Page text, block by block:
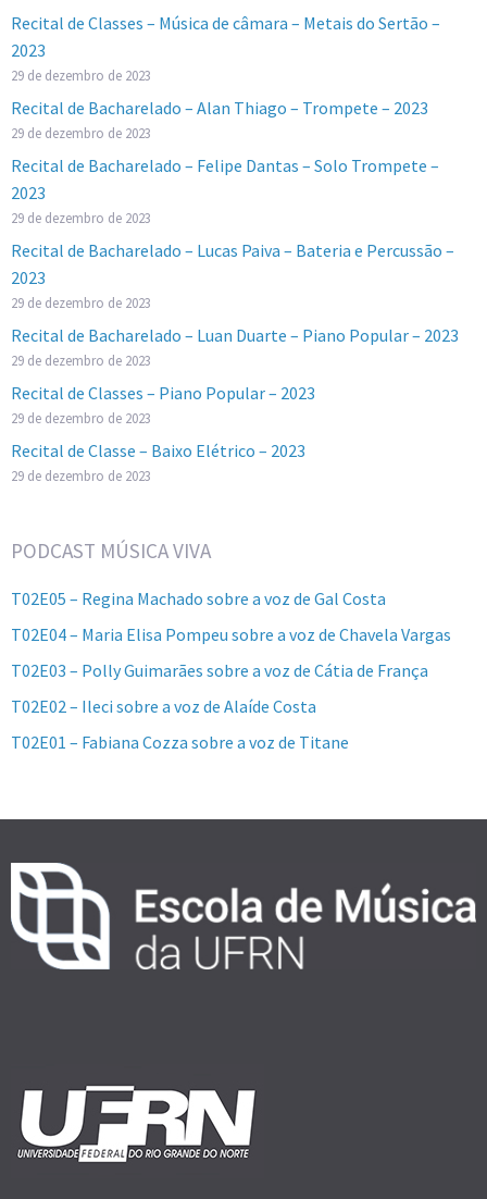
Recital de Classes – Música de câmara – Metais do Sertão –
2023
29 de dezembro de 2023
Recital de Bacharelado – Alan Thiago – Trompete – 2023
29 de dezembro de 2023
Recital de Bacharelado – Felipe Dantas – Solo Trompete –
2023
29 de dezembro de 2023
Recital de Bacharelado – Lucas Paiva – Bateria e Percussão –
2023
29 de dezembro de 2023
Recital de Bacharelado – Luan Duarte – Piano Popular – 2023
29 de dezembro de 2023
Recital de Classes – Piano Popular – 2023
29 de dezembro de 2023
Recital de Classe – Baixo Elétrico – 2023
29 de dezembro de 2023
PODCAST MÚSICA VIVA
T02E05 – Regina Machado sobre a voz de Gal Costa
T02E04 – Maria Elisa Pompeu sobre a voz de Chavela Vargas
T02E03 – Polly Guimarães sobre a voz de Cátia de França
T02E02 – Ileci sobre a voz de Alaíde Costa
T02E01 – Fabiana Cozza sobre a voz de Titane